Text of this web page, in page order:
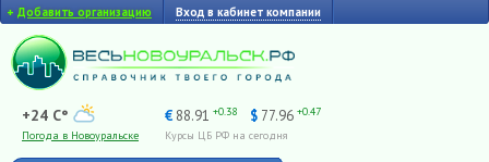
+ Добавить организацию Вход в кабинет компании
+24 C°
Погода в Новоуральске
€ 88.91 +0.38 $ 77.96 +0.47
Курсы ЦБ РФ на сегодня